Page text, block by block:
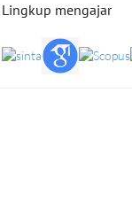
Lingkup mengajar